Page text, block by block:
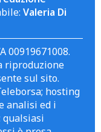
Valeria Di
00919671008.
riproduzione
sul sito.
hosting
analisi ed i
qualsiasi